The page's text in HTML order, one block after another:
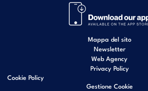
Mappa del sito
Newsletter
Web Agency
Privacy Policy
Cookie Policy
Gestione Cookie